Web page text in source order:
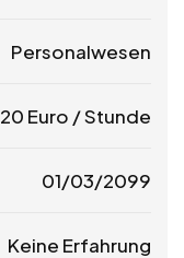
Personalwesen
20 Euro / Stunde
01/03/2099
Keine Erfahrung